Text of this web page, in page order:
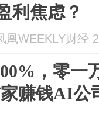
利焦虑？
凰WEEKLY财经
，零一
赚钱AI公